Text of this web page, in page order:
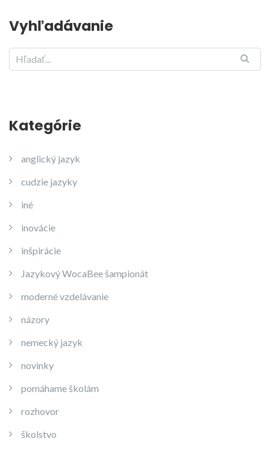
Vyhľadávanie
Kategórie
anglický jazyk
cudzie jazyky
iné
inovácie
inšpirácie
Jazykový WocaBee šampionát
moderné vzdelávanie
názory
nemecký jazyk
novinky
pomáhame školám
rozhovor
školstvo